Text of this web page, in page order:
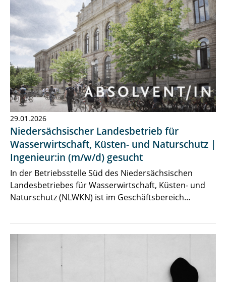
29.01.2026
Niedersächsischer Landesbetrieb für
Wasserwirtschaft, Küsten- und Naturschutz |
Ingenieur:in (m/w/d) gesucht
In der Betriebsstelle Süd des Niedersächsischen
Landesbetriebes für Wasserwirtschaft, Küsten- und
Naturschutz (NLWKN) ist im Geschäftsbereich…